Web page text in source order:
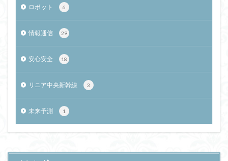
ロボット 6
情報通信 29
安心安全 18
リニア中央新幹線 3
未来予測 1